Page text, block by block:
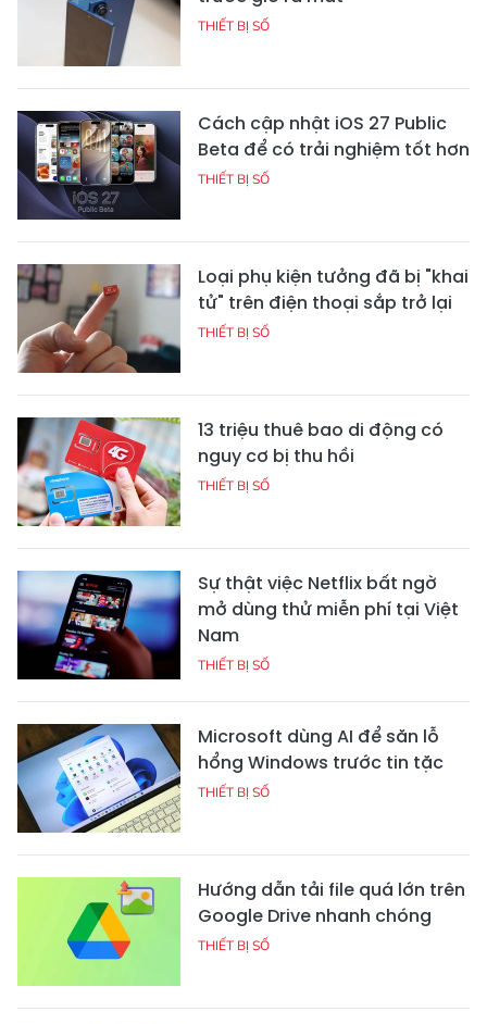
THIẾT BỊ SỐ
Cách cập nhật iOS 27 Public
Beta để có trải nghiệm tốt hơn
THIẾT BỊ SỐ
Loại phụ kiện tưởng đã bị "khai
tử" trên điện thoại sắp trở lại
THIẾT BỊ SỐ
13 triệu thuê bao di động có
nguy cơ bị thu hồi
THIẾT BỊ SỐ
Sự thật việc Netflix bất ngờ
mở dùng thử miễn phí tại Việt
Nam
THIẾT BỊ SỐ
Microsoft dùng AI để săn lỗ
hổng Windows trước tin tặc
THIẾT BỊ SỐ
Hướng dẫn tải file quá lớn trên
Google Drive nhanh chóng
THIẾT BỊ SỐ